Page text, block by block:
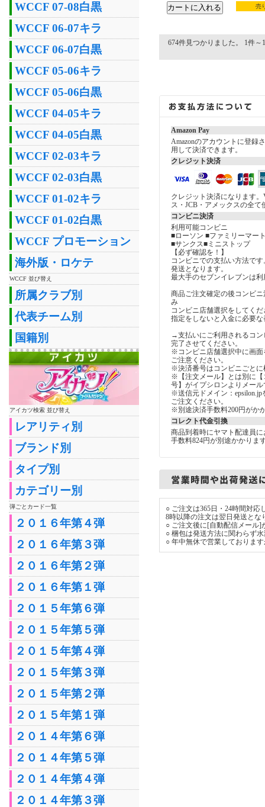
WCCF 07-08白黒
WCCF 06-07キラ
WCCF 06-07白黒
WCCF 05-06キラ
WCCF 05-06白黒
WCCF 04-05キラ
WCCF 04-05白黒
WCCF 02-03キラ
WCCF 02-03白黒
WCCF 01-02キラ
WCCF 01-02白黒
WCCF プロモーション
海外版・ロケテ
WCCF 並び替え
所属クラブ別
代表チーム別
国籍別
アイカツ検索 並び替え
レアリティ別
ブランド別
タイプ別
カテゴリー別
弾ごとカード一覧
２０１６年第４弾
２０１６年第３弾
２０１６年第２弾
２０１６年第１弾
２０１５年第６弾
２０１５年第５弾
２０１５年第４弾
２０１５年第３弾
２０１５年第２弾
２０１５年第１弾
２０１４年第６弾
２０１４年第５弾
２０１４年第４弾
２０１４年第３弾
売
674件見つかりました。 1件
Amazon Pay
Amazonのアカウントに登録
用して決済できます。
クレジット決済
クレジット決済になります
ス・JCB・アメックスの全て
コンビニ決済
利用可能コンビニ
■ローソン ■ファミリーマー
■サンクス■ミニストップ
【必ず確認を！】
コンビニでの支払い方法で
発送となります。
最大手のセブンイレブンは
商品ご注文確定の後コンビ
み
コンビニ店舗選択をしてく
指定をしないと入金に必要
→支払いにご利用されるコ
完了させてください。
※コンビニ店舗選択中に画
ご注意ください。
※決済番号はコンビニごと
※【注文メール】とは別に
号】がイプシロンよりメー
※送信元ドメイン：
ご注文ください。
※別途決済手数料200円がか
コレクト代金引換
商品到着時にヤマト配達員
手数料824円が別途かかりま
○ ご注文は365日・24時間対
8時以降の注文は翌日発送とな
○ ご注文後に[自動配信メール
○ 梱包は発送方法に関わらず
○ 年中無休で営業しておりま